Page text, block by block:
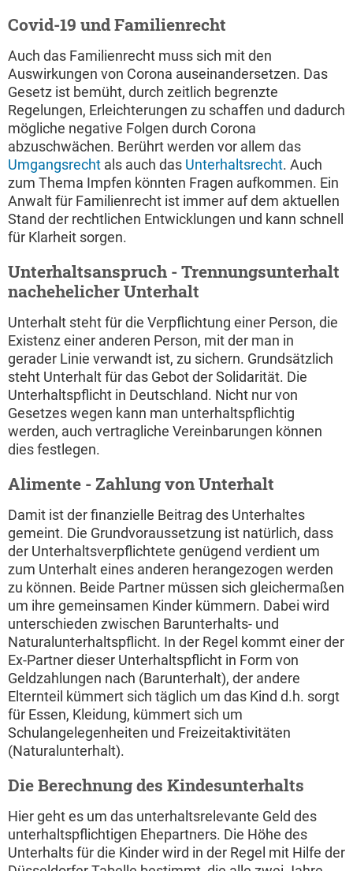
Covid-19 und Familienrecht
Auch das Familienrecht muss sich mit den
Auswirkungen von Corona auseinandersetzen. Das
Gesetz ist bemüht, durch zeitlich begrenzte
Regelungen, Erleichterungen zu schaffen und dadurch
mögliche negative Folgen durch Corona
abzuschwächen. Berührt werden vor allem das
Umgangsrecht als auch das Unterhaltsrecht. Auch
zum Thema Impfen könnten Fragen aufkommen. Ein
Anwalt für Familienrecht ist immer auf dem aktuellen
Stand der rechtlichen Entwicklungen und kann schnell
für Klarheit sorgen.
Unterhaltsanspruch - Trennungsunterhalt 
nachehelicher Unterhalt
Unterhalt steht für die Verpflichtung einer Person, die
Existenz einer anderen Person, mit der man in
gerader Linie verwandt ist, zu sichern. Grundsätzlich
steht Unterhalt für das Gebot der Solidarität. Die
Unterhaltspflicht in Deutschland. Nicht nur von
Gesetzes wegen kann man unterhaltspflichtig
werden, auch vertragliche Vereinbarungen können
dies festlegen.
Alimente - Zahlung von Unterhalt
Damit ist der finanzielle Beitrag des Unterhaltes
gemeint. Die Grundvoraussetzung ist natürlich, dass
der Unterhaltsverpflichtete genügend verdient um
zum Unterhalt eines anderen herangezogen werden
zu können. Beide Partner müssen sich gleichermaßen
um ihre gemeinsamen Kinder kümmern. Dabei wird
unterschieden zwischen Barunterhalts- und
Naturalunterhaltspflicht. In der Regel kommt einer der
Ex-Partner dieser Unterhaltspflicht in Form von
Geldzahlungen nach (Barunterhalt), der andere
Elternteil kümmert sich täglich um das Kind d.h. sorgt
für Essen, Kleidung, kümmert sich um
Schulangelegenheiten und Freizeitaktivitäten
(Naturalunterhalt).
Die Berechnung des Kindesunterhalts
Hier geht es um das unterhaltsrelevante Geld des
unterhaltspflichtigen Ehepartners. Die Höhe des
Unterhalts für die Kinder wird in der Regel mit Hilfe der